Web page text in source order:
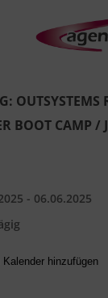
OUTSYSTEMS
BOOT CAMP /
- 06.06.2025
Kalender hinzufügen